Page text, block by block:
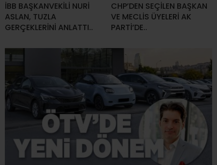
İBB BAŞKANVEKİLİ NURİ
ASLAN, TUZLA
GERÇEKLERİNİ ANLATTI..
CHP’DEN SEÇİLEN BAŞKAN
VE MECLİS ÜYELERİ AK
PARTİ’DE..